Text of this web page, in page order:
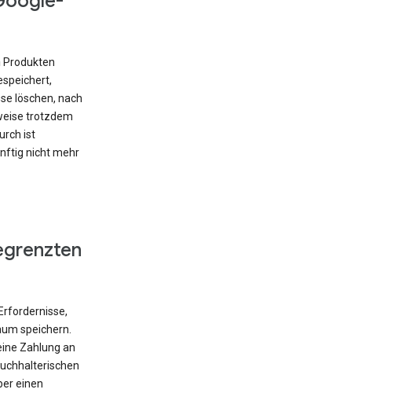
Produkten
löschen, nach
trotzdem
ist
nicht mehr
speichern.
Zahlung an
einen